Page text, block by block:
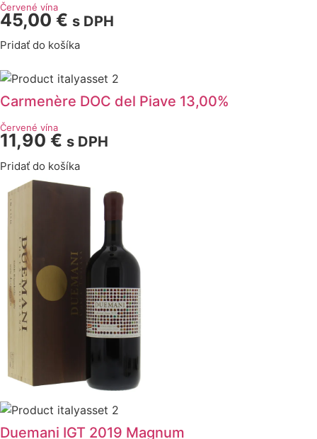
Červené vína
45,00 € s DPH
Pridať do košíka
Carmenère DOC del Piave 13,00%
Červené vína
11,90 € s DPH
Pridať do košíka
Duemani IGT 2019 Magnum